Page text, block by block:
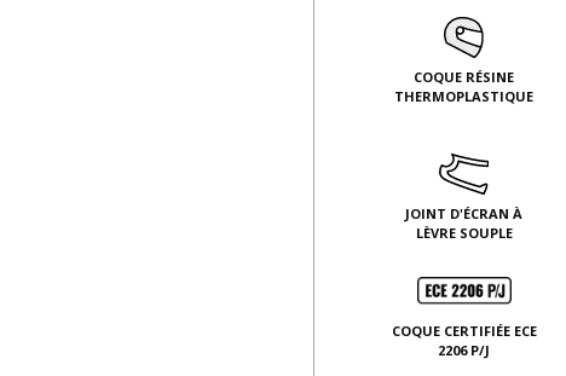
COQUE RÉSINE
THERMOPLASTIQUE
JOINT D'ÉCRAN À
LÈVRE SOUPLE
COQUE CERTIFIÉE ECE
2206 P/J